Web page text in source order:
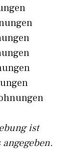
ist